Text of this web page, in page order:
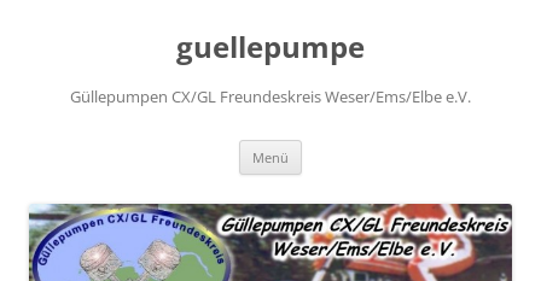
guellepumpe
Güllepumpen CX/GL Freundeskreis Weser/Ems/Elbe e.V.
Menü